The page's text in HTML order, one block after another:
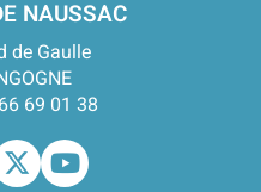
NAUSSAC
de Gaulle
69 01 38